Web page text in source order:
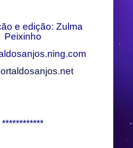
e edição: Zulma
Peixinho
************